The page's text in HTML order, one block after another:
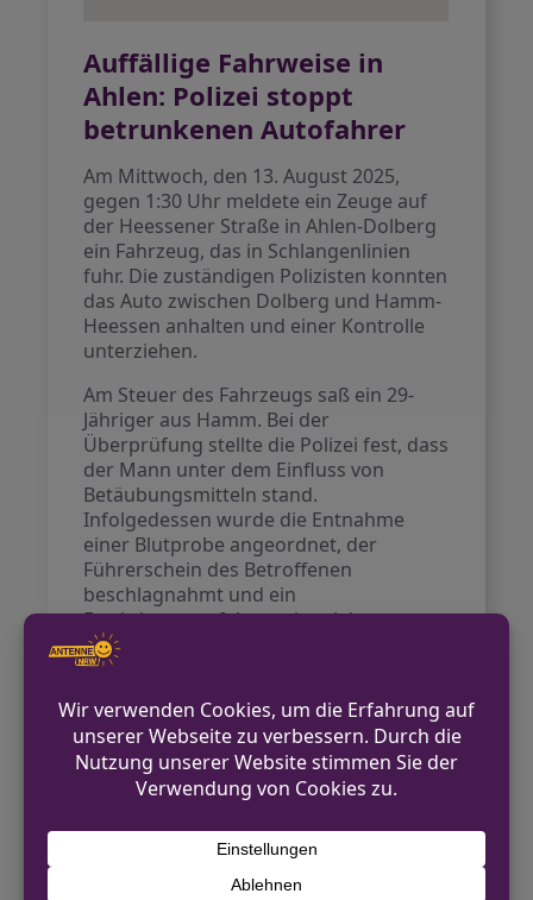
Auffällige Fahrweise in
Ahlen: Polizei stoppt
betrunkenen Autofahrer
Am Mittwoch, den 13. August 2025,
gegen 1:30 Uhr meldete ein Zeuge auf
der Heessener Straße in Ahlen-Dolberg
ein Fahrzeug, das in Schlangenlinien
fuhr. Die zuständigen Polizisten konnten
das Auto zwischen Dolberg und Hamm-
Heessen anhalten und einer Kontrolle
unterziehen.
Am Steuer des Fahrzeugs saß ein 29-
Jähriger aus Hamm. Bei der
Überprüfung stellte die Polizei fest, dass
der Mann unter dem Einfluss von
Betäubungsmitteln stand.
Infolgedessen wurde die Entnahme
einer Blutprobe angeordnet, der
Führerschein des Betroffenen
beschlagnahmt und ein
Ermittlungsverfahren eingeleitet.
Kontakt für Hinweise /
Pressestelle
Polizei Warendorf
02581 600-230
poststelle.warendorf@polizei.nrw.de
https://warendorf.polizei.nrw/